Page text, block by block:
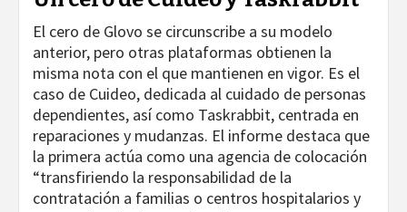
El cero de Glovo se circunscribe a su modelo
anterior, pero otras plataformas obtienen la
misma nota con el que mantienen en vigor. Es el
caso de Cuideo, dedicada al cuidado de personas
dependientes, así como Taskrabbit, centrada en
reparaciones y mudanzas. El informe destaca que
la primera actúa como una agencia de colocación
“transfiriendo la responsabilidad de la
contratación a familias o centros hospitalarios y